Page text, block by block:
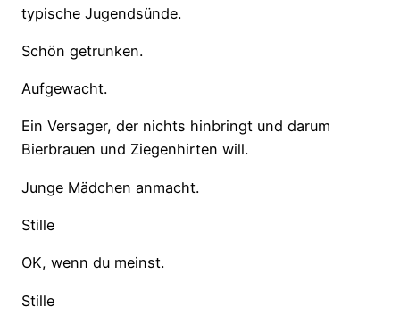
typische Jugendsünde.
Schön getrunken.
Aufgewacht.
Ein Versager, der nichts hinbringt und darum
Bierbrauen und Ziegenhirten will.
Junge Mädchen anmacht.
Stille
OK, wenn du meinst.
Stille